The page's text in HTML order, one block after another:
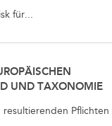
für...
UND TAXONOMIE
Pflichten